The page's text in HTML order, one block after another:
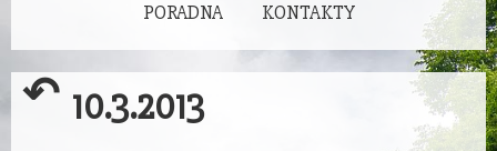
PORADNA
KONTAKTY
↶ 10.3.2013